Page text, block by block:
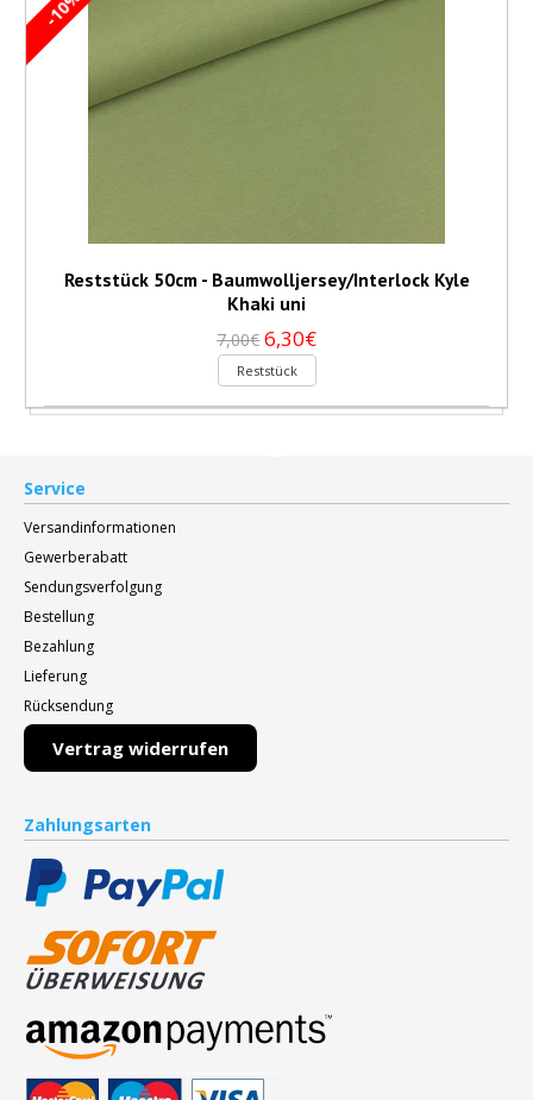
Reststück 50cm - Baumwolljersey/Interlock Kyle
Khaki uni
7,00€ 6,30€
Reststück
Service
Versandinformationen
Gewerberabatt
Sendungsverfolgung
Bestellung
Bezahlung
Lieferung
Rücksendung
Vertrag widerrufen
Zahlungsarten